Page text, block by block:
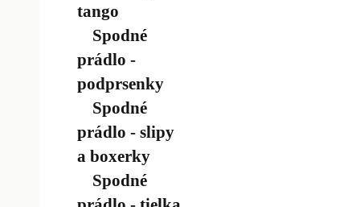
tango
Spodné
prádlo -
podprsenky
Spodné
prádlo - slipy
a boxerky
Spodné